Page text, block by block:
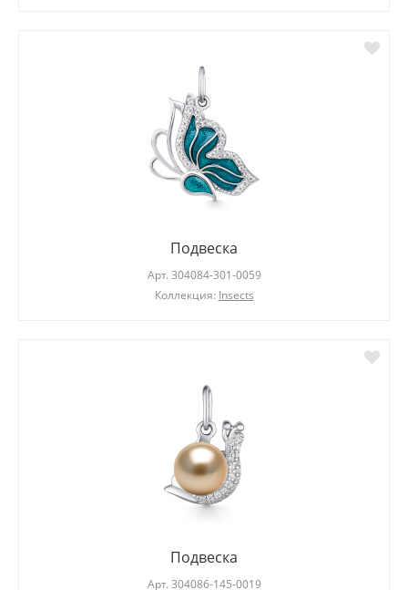
Подвеска
Арт. 304084-301-0059
Коллекция: Insects
Подвеска
Арт. 304086-145-0019